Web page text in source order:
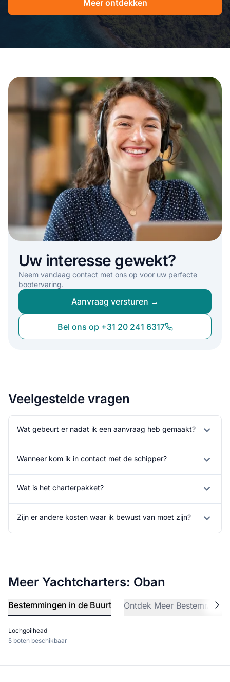
Meer ontdekken
Uw interesse gewekt?
Neem vandaag contact met ons op voor uw perfecte
bootervaring.
Aanvraag versturen →
Bel ons op +31 20 241 6317
Veelgestelde vragen
Wat gebeurt er nadat ik een aanvraag heb gemaakt?
Wanneer kom ik in contact met de schipper?
Wat is het charterpakket?
Zijn er andere kosten waar ik bewust van moet zijn?
Meer Yachtcharters: Oban
Bestemmingen in de Buurt Ontdek Meer
Lochgoilhead
5 boten beschikbaar